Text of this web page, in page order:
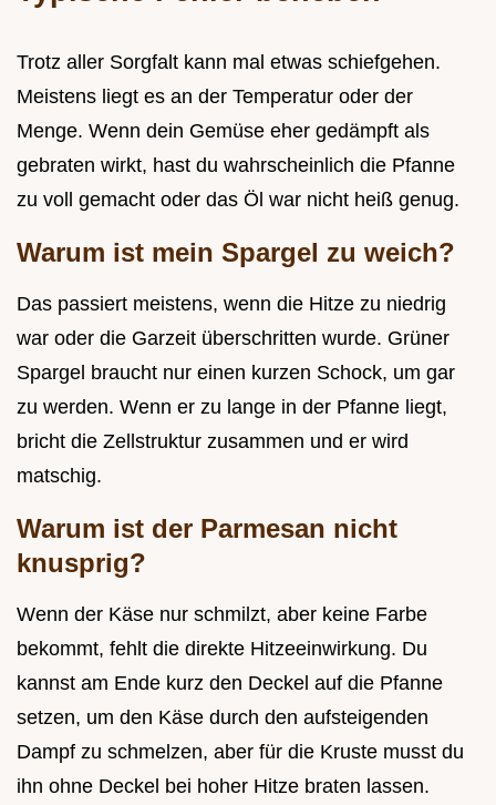
Trotz aller Sorgfalt kann mal etwas schiefgehen.
Meistens liegt es an der Temperatur oder der
Menge. Wenn dein Gemüse eher gedämpft als
gebraten wirkt, hast du wahrscheinlich die Pfanne
zu voll gemacht oder das Öl war nicht heiß genug.
Warum ist mein Spargel zu weich?
Das passiert meistens, wenn die Hitze zu niedrig
war oder die Garzeit überschritten wurde. Grüner
Spargel braucht nur einen kurzen Schock, um gar
zu werden. Wenn er zu lange in der Pfanne liegt,
bricht die Zellstruktur zusammen und er wird
matschig.
Warum ist der Parmesan nicht
knusprig?
Wenn der Käse nur schmilzt, aber keine Farbe
bekommt, fehlt die direkte Hitzeeinwirkung. Du
kannst am Ende kurz den Deckel auf die Pfanne
setzen, um den Käse durch den aufsteigenden
Dampf zu schmelzen, aber für die Kruste musst du
ihn ohne Deckel bei hoher Hitze braten lassen.